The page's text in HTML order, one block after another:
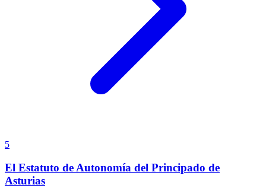
5
El Estatuto de Autonomía del Principado de
Asturias